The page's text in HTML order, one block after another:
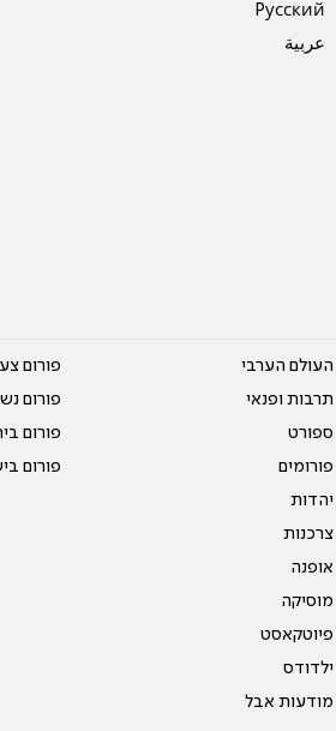
Pусский
عربية
העולם הערבי
תרבות ופנאי
ספורט
פורומים
יהדות
צרכנות
אופנה
מוסיקה
פיוטקאסט
ילדודס
מודעות אבל
פורום
פורום
פורום
פורום